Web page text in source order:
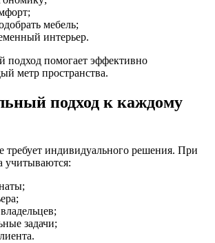
мебель;
интерьер.
подход помогает эффективно
метр пространства.
подход к каждому
индивидуального решения. При
учитываются:
задачи;